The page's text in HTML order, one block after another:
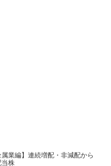
属業編】連続増配・非減配から
当株